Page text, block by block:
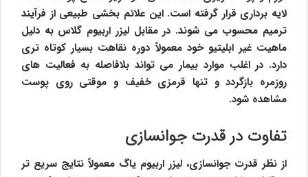
لایه برداری قرار گرفته است. این علائم بخشی طبیعی از فرآیند
ترمیم محسوب می شوند. در مقابل لیزر اربیوم گلاس به دلیل
ماهیت غیر ابلیتیو خود معمولاً دوره نقاهت بسیار کوتاه تری
دارد. در اغلب موارد بیمار می تواند بلافاصله به فعالیت های
روزمره بازگردد و تنها قرمزی خفیف و موقتی روی پوست
مشاهده شود.
تفاوت در قدرت جوانسازی
از نظر قدرت جوانسازی، لیزر اربیوم یاگ معمولاً نتایج سریع تر